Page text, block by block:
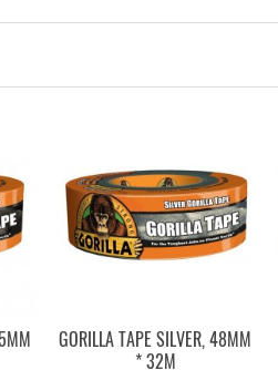
GORILLA TAPE SILVER, 48MM
* 32M